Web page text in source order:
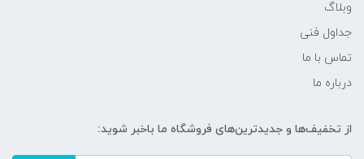
وبلاگ
جداول فنی
تماس با ما
درباره ما
از تخفیف‌ها و جدیدترین‌های فروشگاه ما باخبر شوید: